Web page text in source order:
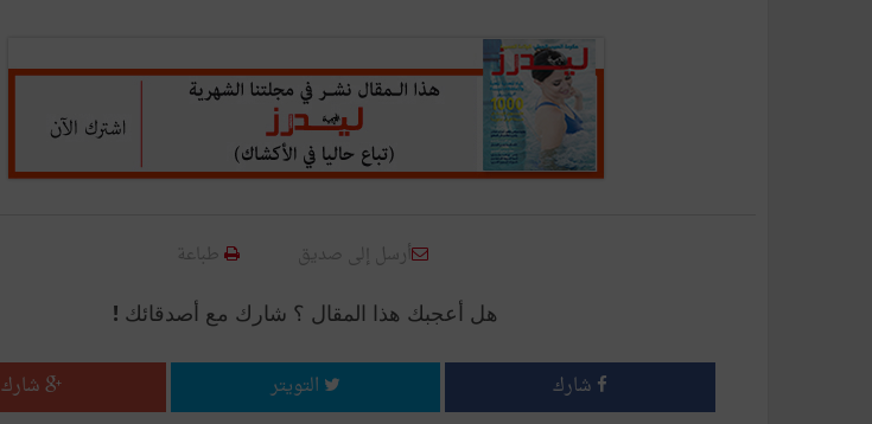
أرسل إلى صديق طباعة
هل أعجبك هذا المقال ؟ شارك مع أصدقائك !
شارك التويتر شارك